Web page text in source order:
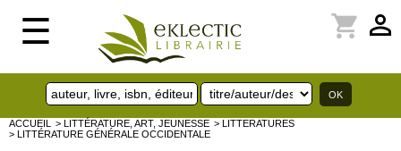
☰ perm_identity
shopping_cart
ACCUEIL > LITTÉRATURE, ART, JEUNESSE > LITTERATURES
> LITTÉRATURE GÉNÉRALE OCCIDENTALE